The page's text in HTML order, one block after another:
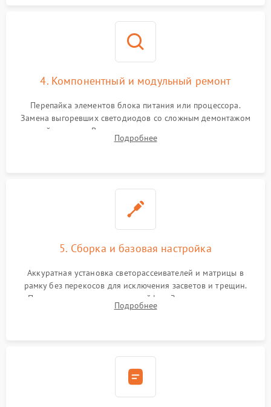
4. Компонентный и модульный ремонт
Перепайка элементов блока питания или процессора.
Замена выгоревших светодиодов со сложным демонтажом
хрупкой матрицы. Восстановление поврежденных дорожек,
прошивка микросхем памяти EEPROM
Подробнее
5. Сборка и базовая настройка
Аккуратная установка светорассеивателей и матрицы в
рамку без перекосов для исключения засветов и трещин.
Подключение внутренних шлейфов. Закрытие корпуса.
Сброс настроек и обновление программного обеспечения.
Подробнее